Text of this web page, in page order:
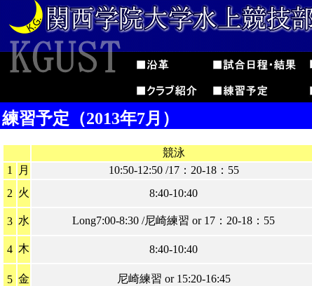
競泳
1
月 10:50-12:50 /17：20-18：55
2 火 8:40-10:40
3 水 Long7:00-8:30 /尼崎練習 or 17：20-18：55
4 木 8:40-10:40
5 金 尼崎練習 or 15:20-16:45
練習予定（2013年7月）